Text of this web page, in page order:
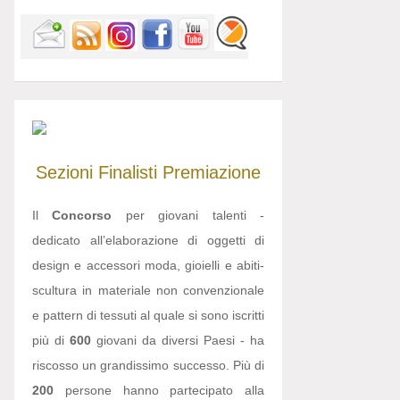
Sezioni Finalisti Premiazione
IlConcorso per giovani talenti -
dedicato all’elaborazione di oggetti di
design e accessori moda, gioielli e abiti-
scultura in materiale non convenzionale
e pattern di tessuti al quale si sono iscritti
più di 600 giovani da diversi Paesi - ha
riscosso un grandissimo successo. Più di
200 persone hanno partecipato alla